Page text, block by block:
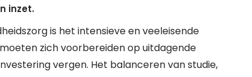
inzet.
is het intensieve en veeleisende
zich voorbereiden op uitdagende
vergen. Het balanceren van studie,